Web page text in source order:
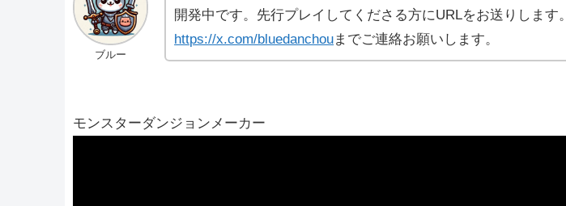
ブルー
開発中です。先行プレイしてくださる方にURLをお送りします。
https://x.com/bluedanchouまでご連絡お願いします。
モンスターダンジョンメーカー